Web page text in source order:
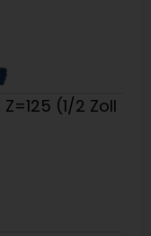
(1/2 Zoll